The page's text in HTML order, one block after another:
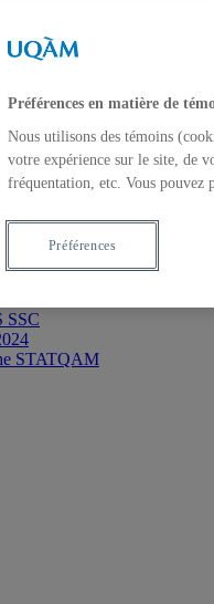
études cas-témoins »
SSC
STATQAM
Préférences en matière de
Nous utilisons des témoins
votre expérience sur le site, de
fréquentation, etc. Vous pouvez
Préférences